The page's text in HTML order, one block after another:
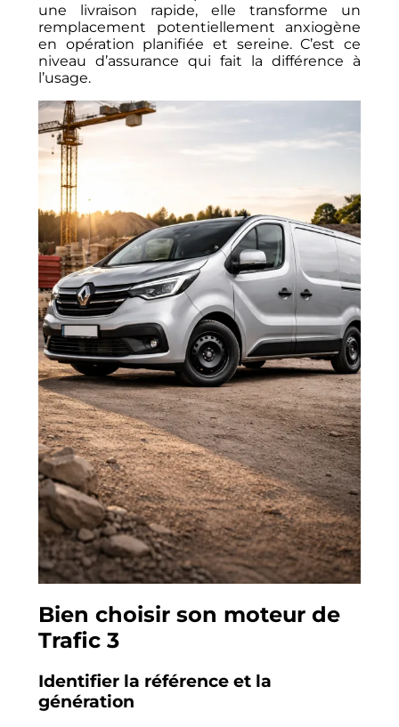
une livraison rapide, elle transforme un
remplacement potentiellement anxiogène
en opération planifiée et sereine. C’est ce
niveau d’assurance qui fait la différence à
l’usage.
Bien choisir son moteur de
Trafic 3
Identifier la référence et la
génération